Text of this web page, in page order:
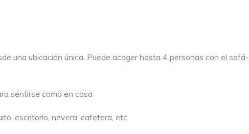
una ubicación única. Puede acoger hasta 4 personas con el sofá-
sentirse como en casa
escritorio, nevera, cafetera, etc